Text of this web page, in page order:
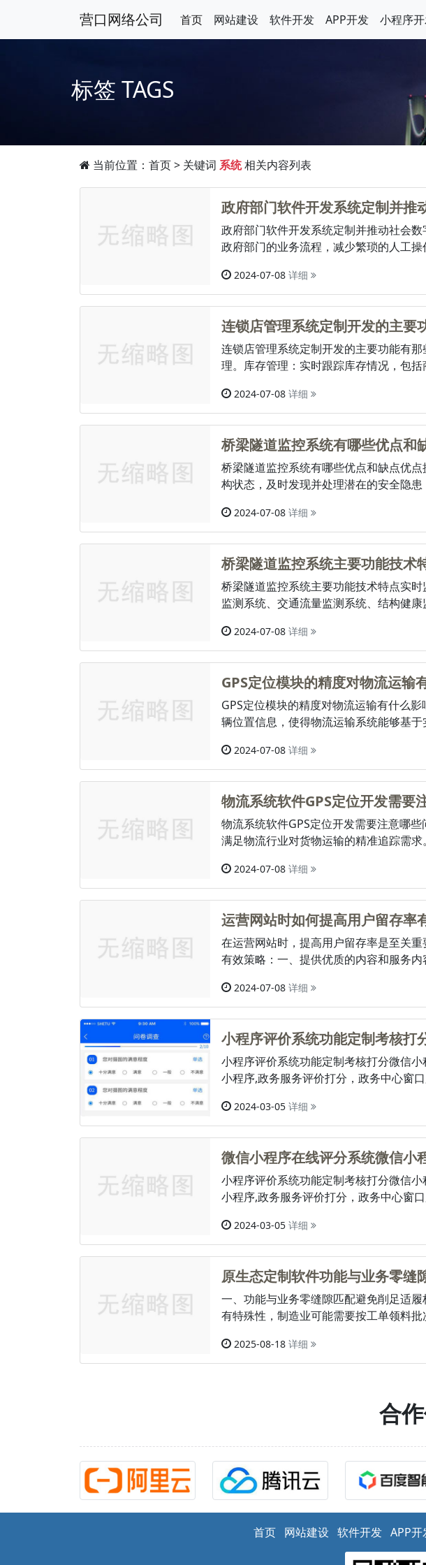
营口网络公司 首页 网站建设 软件开发 APP开发 小程序
标签 TAGS
当前位置： 首页> 关键词 系统相关内容列表
政府部门软件开发系统定制并推
政府部门软件开发系统定制并推动社会
政府部门的业务流程，减少繁琐的人工
2024-07-08 详细
连锁店管理系统定制开发的主要
连锁店管理系统定制开发的主要功能有
理。库存管理：实时跟踪库存情况，包
2024-07-08 详细
桥梁隧道监控系统有哪些优点和
桥梁隧道监控系统有哪些优点和缺点优
构状态，及时发现并处理潜在的安全隐
2024-07-08 详细
桥梁隧道监控系统主要功能技术
桥梁隧道监控系统主要功能技术特点实
监测系统、交通流量监测系统、结构健
2024-07-08 详细
GPS定位模块的精度对物流运输
GPS定位模块的精度对物流运输有什么
辆位置信息，使得物流运输系统能够基
2024-07-08 详细
物流系统软件GPS定位开发需要
物流系统软件GPS定位开发需要注意哪
满足物流行业对货物运输的精准追踪需
2024-07-08 详细
运营网站时如何提高用户留存率
在运营网站时，提高用户留存率是至关
有效策略：一、提供优质的内容和服务
2024-07-08 详细
小程序评价系统功能定制考核打
小程序评价系统功能定制考核打分微信
小程序,政务服务评价打分，政务中心窗
2024-03-05 详细
微信小程序在线评分系统微信小
小程序评价系统功能定制考核打分微信
小程序,政务服务评价打分，政务中心窗
2024-03-05 详细
原生态定制软件功能与业务零缝
一、功能与业务零缝隙匹配避免削足适
有特殊性，制造业可能需要按工单领料
2025-08-18 详细
合
首页 网站建设 软件开发 APP开